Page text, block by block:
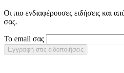
Οι πιο ενδιαφέρουσες ειδήσεις και
σας.
Το email σας
Εγγραφή στις ειδοποιήσεις